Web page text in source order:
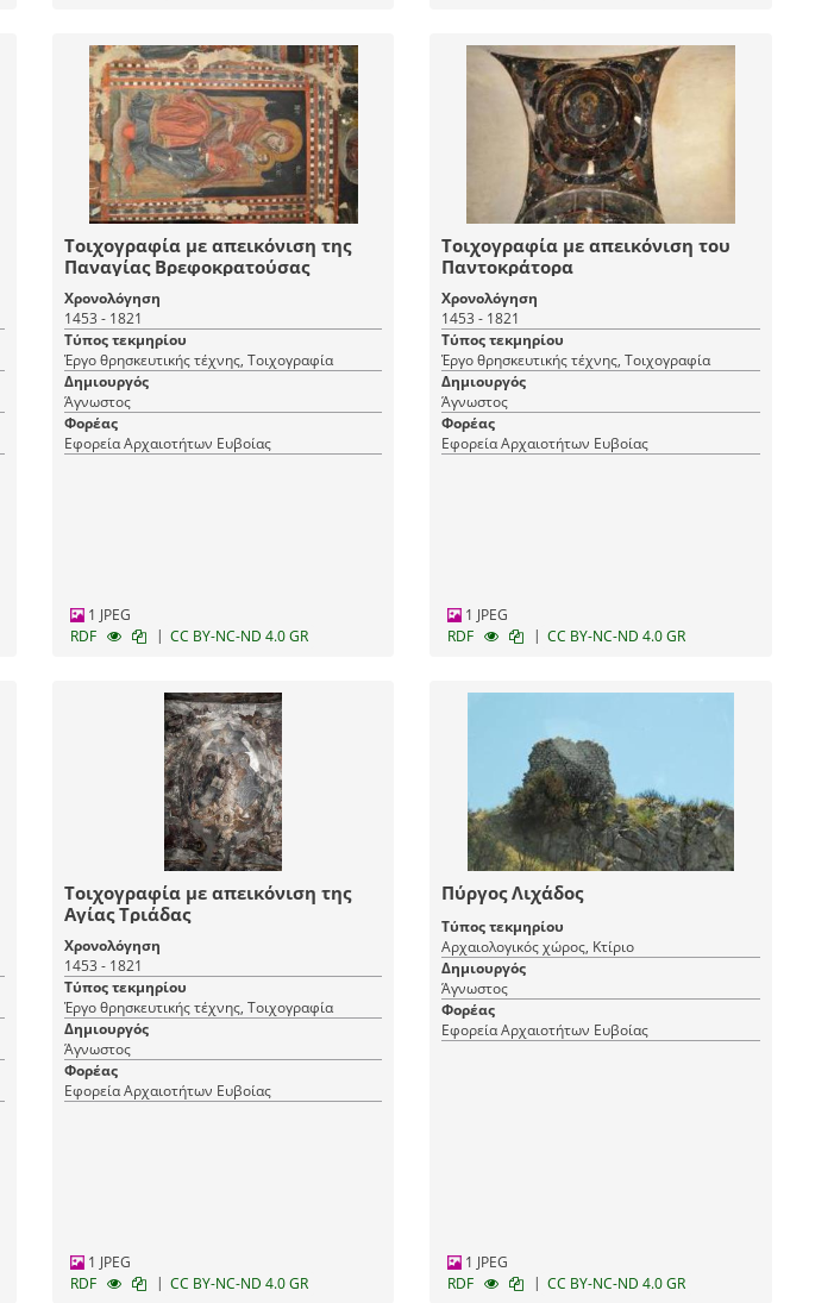
Τοιχογραφία με απεικόνιση της
Παναγίας Βρεφοκρατούσας
Χρονολόγηση
1453 - 1821
Τύπος τεκμηρίου
Έργο θρησκευτικής τέχνης, Τοιχογραφία
Δημιουργός
Άγνωστος
Φορέας
Εφορεία Αρχαιοτήτων Ευβοίας
1 JPEG
RDF
| CC BY-NC-ND 4.0 GR
Τοιχογραφία με απεικόνιση του
Παντοκράτορα
Χρονολόγηση
1453 - 1821
Τύπος τεκμηρίου
Έργο θρησκευτικής τέχνης, Τοιχογραφία
Δημιουργός
Άγνωστος
Φορέας
Εφορεία Αρχαιοτήτων Ευβοίας
1 JPEG
RDF
| CC BY-NC-ND 4.0 GR
Τοιχογραφία με απεικόνιση της
Αγίας Τριάδας
Χρονολόγηση
1453 - 1821
Τύπος τεκμηρίου
Έργο θρησκευτικής τέχνης, Τοιχογραφία
Δημιουργός
Άγνωστος
Φορέας
Εφορεία Αρχαιοτήτων Ευβοίας
1 JPEG
RDF
| CC BY-NC-ND 4.0 GR
Πύργος Λιχάδος
Τύπος τεκμηρίου
Αρχαιολογικός χώρος, Κτίριο
Δημιουργός
Άγνωστος
Φορέας
Εφορεία Αρχαιοτήτων Ευβοίας
1 JPEG
RDF
| CC BY-NC-ND 4.0 GR